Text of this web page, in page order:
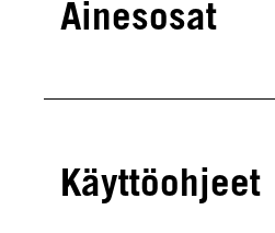
Ainesosat
Käyttöohjeet